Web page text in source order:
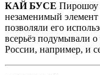
КАЙ БУСЕ Пирошоу
незаменимый элемент
позволяли его
всерьёз подумывали
России, например, и